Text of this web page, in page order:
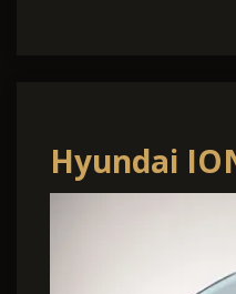
Hyundai
Centriq, el